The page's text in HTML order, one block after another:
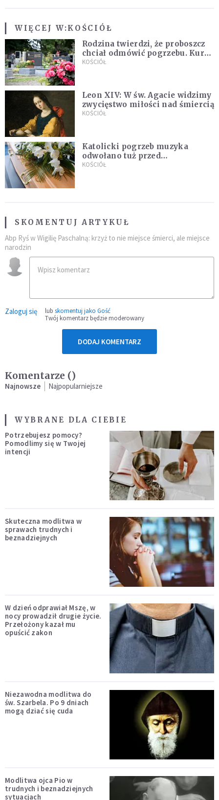
WIĘCEJ W:KOŚCIÓŁ
Rodzina twierdzi, że proboszcz
chciał odmówić pogrzebu. Kuria
zapowiada wyjaśnienia
KOŚCIÓŁ
Leon XIV: W św. Agacie widzimy
zwycięstwo miłości nad śmiercią
KOŚCIÓŁ
Katolicki pogrzeb muzyka
odwołano tuż przed
uroczystością. Powodem była
KOŚCIÓŁ
SKOMENTUJ ARTYKUŁ
Abp Ryś w Wigilię Paschalną: krzyż to nie miejsce śmierci, ale miejsce
narodzin
Zaloguj się lub skomentuj jako Gość
Twój komentarz będzie moderowany
DODAJ KOMENTARZ
Komentarze ()
Najnowsze Najpopularniejsze
WYBRANE DLA CIEBIE
Potrzebujesz pomocy?
Pomodlimy się w Twojej
intencji
Skuteczna modlitwa w
sprawach trudnych i
beznadziejnych
W dzień odprawiał Mszę, w
nocy prowadził drugie życie.
Przełożony kazał mu
opuścić zakon
Niezawodna modlitwa do
św. Szarbela. Po 9 dniach
mogą dziać się cuda
Modlitwa ojca Pio w
trudnych i beznadziejnych
sytuacjach